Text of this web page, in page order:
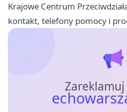
Krajowe Centrum
kontakt, telefony pomocy i
Zareklamuj